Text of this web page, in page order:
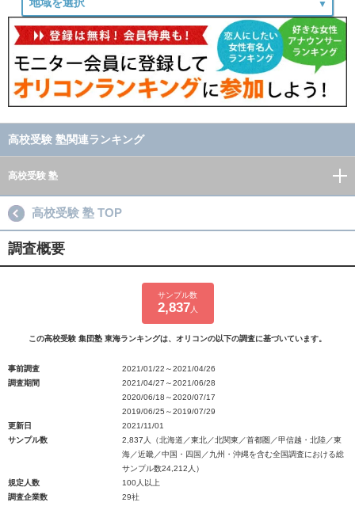
高校受験 塾関連ランキング
高校受験 塾
高校受験 塾 TOP
調査概要
サンプル数
2,837 人
この高校受験 集団塾 東海ランキングは、オリコンの以下の調査に基づいています。
事前調査
2021/01/22～2021/04/26
調査期間
2021/04/27～2021/06/28
2020/06/18～2020/07/17
2019/06/25～2019/07/29
更新日
2021/11/01
サンプル数
2,837人（北海道／東北／北関東／首都圏／甲信越・北陸／東
海／近畿／中国・四国／九州・沖縄を含む全国調査における総
サンプル数24,212人）
規定人数
100人以上
調査企業数
29社